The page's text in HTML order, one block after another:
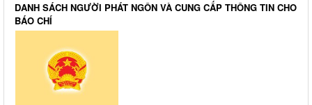
DANH SÁCH NGƯỜI PHÁT NGÔN VÀ CUNG CẤP THÔNG TIN CHO
BÁO CHÍ